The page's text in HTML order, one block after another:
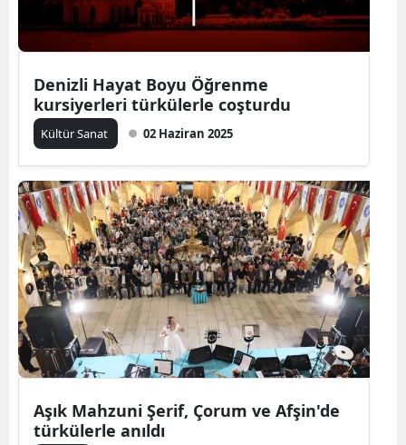
Denizli Hayat Boyu Öğrenme
kursiyerleri türkülerle coşturdu
Kültür Sanat 02 Haziran 2025
Aşık Mahzuni Şerif, Çorum ve Afşin'de
türkülerle anıldı